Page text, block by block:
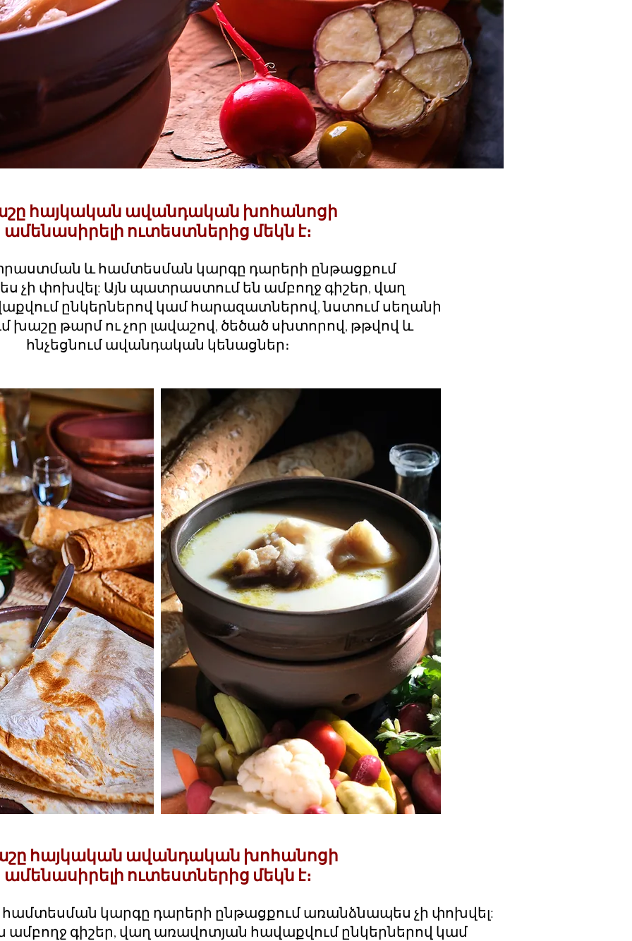
հայկական ավանդական խոհանոցի
ամենասիրելի ուտեստներից մեկն է։
և համտեսման կարգը դարերի ընթացքում
չի փոխվել: Այն պատրաստում են ամբողջ գիշեր, վաղ
ընկերներով կամ հարազատներով, նստում սեղանի
խաշը թարմ ու չոր լավաշով, ծեծած սխտորով, թթվով և
հնչեցնում ավանդական կենացներ։
հայկական ավանդական խոհանոցի
ամենասիրելի ուտեստներից մեկն է։
կարգը դարերի ընթացքում առանձնապես չի փոխվել:
գիշեր, վաղ առավոտյան հավաքվում ընկերներով կամ